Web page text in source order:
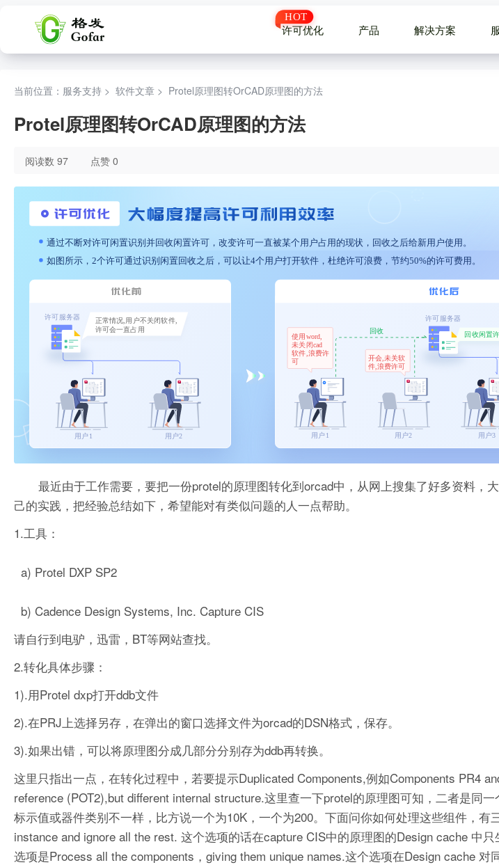
许可优化 产品 解决方案
当前位置：服务支持 > 软件文章 > Protel原理图转OrCAD原理图的方法
Protel原理图转OrCAD原理图的方法
阅读数 97 点赞 0
最近由于工作需要，要把一份protel的原理图转化到orcad中，从网上搜集了好多资料，
己的实践，把经验总结如下，希望能对有类似问题的人一点帮助。
1.工具：
a) Protel DXP SP2
b) Cadence Design Systems, Inc. Capture CIS
请自行到电驴，迅雷，BT等网站查找。
2.转化具体步骤：
1).用Protel dxp打开ddb文件
2).在PRJ上选择另存，在弹出的窗口选择文件为orcad的DSN格式，保存。
3).如果出错，可以将原理图分成几部分分别存为ddb再转换。
这里只指出一点，在转化过程中，若要提示Duplicated Components,例如Components PR4
reference (POT2),but different internal structure.这里查一下protel的原理图可知，二者是同
标示值或器件类别不一样，比方说一个为10K，一个为200。下面问你如何处理这些组件，
instance and ignore all the rest. 这个选项的话在capture CIS中的原理图的Design cache 中
选项是Process all the components，giving them unique names.这个选项在Design cache